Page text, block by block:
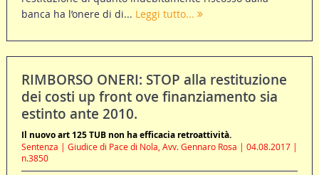
banca ha l’onere di di... Leggi tutto...
RIMBORSO ONERI: STOP alla restituzione
dei costi up front ove finanziamento sia
estinto ante 2010.
Il nuovo art 125 TUB non ha efficacia retroattività.
Sentenza | Giudice di Pace di Nola, Avv. Gennaro Rosa | 04.08.2017 |
n.3850